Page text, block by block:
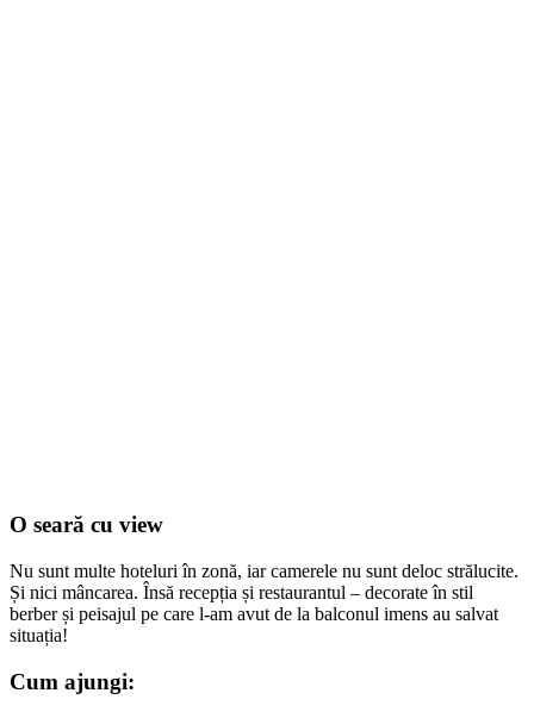
O seară cu view
Nu sunt multe hoteluri în zonă, iar camerele nu sunt deloc strălucite.
Și nici mâncarea. Însă recepția și restaurantul – decorate în stil
berber și peisajul pe care l-am avut de la balconul imens au salvat
situația!
Cum ajungi: